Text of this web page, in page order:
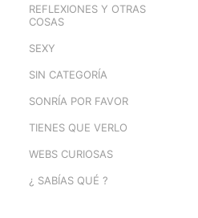
REFLEXIONES Y OTRAS
COSAS
SEXY
SIN CATEGORÍA
SONRÍA POR FAVOR
TIENES QUE VERLO
WEBS CURIOSAS
¿ SABÍAS QUÉ ?